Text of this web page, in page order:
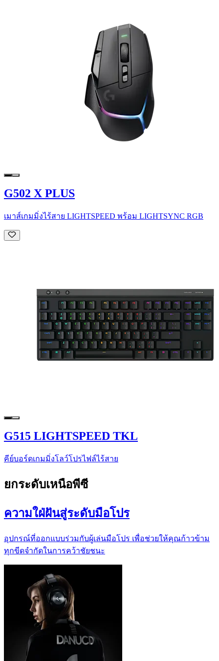
G502 X PLUS
เมาส์เกมมิ่งไร้สาย LIGHTSPEED พร้อม LIGHTSYNC RGB
G515 LIGHTSPEED TKL
คีย์บอร์ดเกมมิ่งโลว์โปรไฟล์ไร้สาย
ยกระดับเหนือพีซี
ความใฝ่ฝันสู่ระดับมือโปร
อุปกรณ์ที่ออกแบบร่วมกับผู้เล่นมือโปร เพื่อช่วยให้คุณก้าวข้าม
ทุกขีดจำกัดในการคว้าชัยชนะ